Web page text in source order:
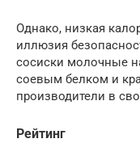
Однако, низкая
иллюзия
сосиски молочные
соевым белком и
производители в
Рейтинг